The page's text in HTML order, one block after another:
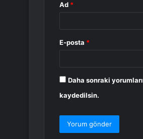
Ad *
E-posta *
Daha sonraki
kaydedilsin.